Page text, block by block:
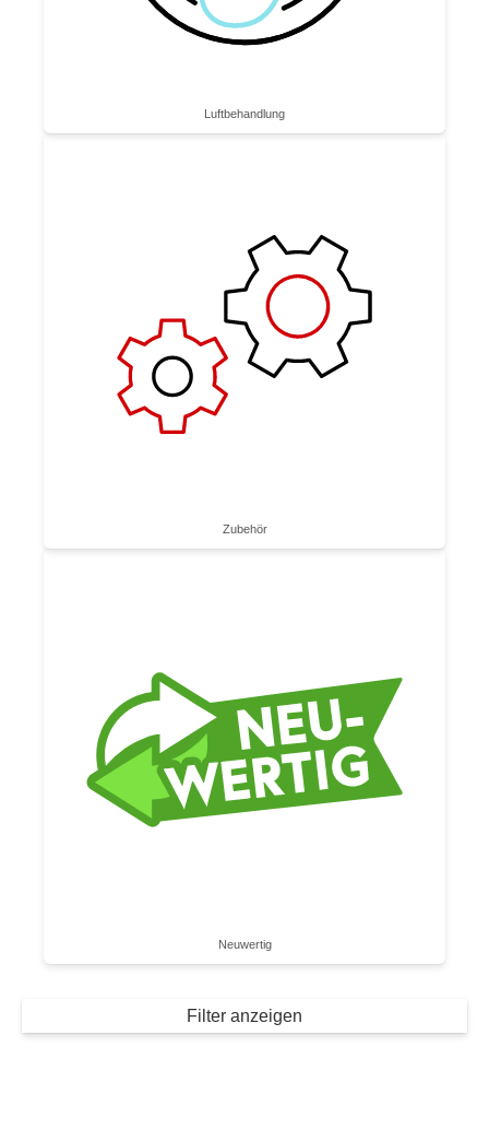
Luftbe­handlung
Zubehör
Neuwertig
Filter anzeigen